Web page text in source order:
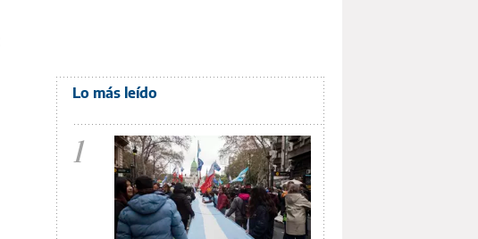
Lo más leído
1